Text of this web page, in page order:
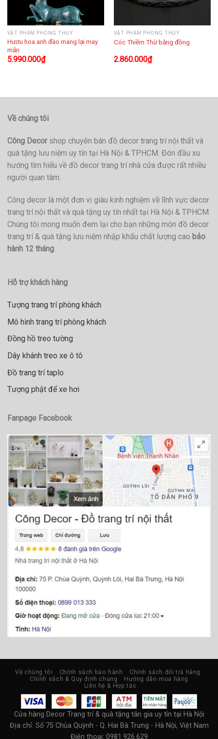
VẬT PHẨM PHONG THỦY
Hươu hoa anh đào mang lại may
mắn
5.990.000₫
VẬT PHẨM PHONG THỦY
Cóc Thiềm Thừ bằng đồng
2.860.000₫
Về chúng tôi
Công Decorshop chuyên bán đồ decor trang trí nội thất và
quà tặng lưu niệm uy tín tại Hà Nội & TPHCM. Đón đầu xu
hướng tìm hiểu về đồ decor trang trí nhà cửa được rất nhiều
người quan tâm.
Công decor là một đơn vị giàu kinh nghiệm về lĩnh vực decor
trang trí nội thất và quà tặng uy tín nhất tại Hà Nội & TPHCM.
Chúng tôi mong muốn đem lại cho bạn những món đồ decor
trang trí & quà tặng lưu niệm nhập khẩu chất lượng cao bảo
hành 12 tháng
Hỗ trợ khách hàng
Tượng trang trí phòng khách
Mô hình trang trí phòng khách
Đồng hồ treo tường
Dây khánh treo xe ô tô
Đồ trang trí taplo
Tượng phật để xe hơi
Fanpage Facebook
Về chúng tôi Chính sách bảo hành
Chính sách đổi trả hàng
Chính sách & Quy định chung
Hướng dẫn mua hàng
Liên hệ & Hợp tác
Cửa hàng Decor Trang trí & quà tặng tân gia uy tín tại Hà Nội
Địa chỉ: Số 75 Chùa Quỳnh - Q. Hai Bà Trưng - Hà Nội, Việt Nam
Điện thoại: 0981.926.629